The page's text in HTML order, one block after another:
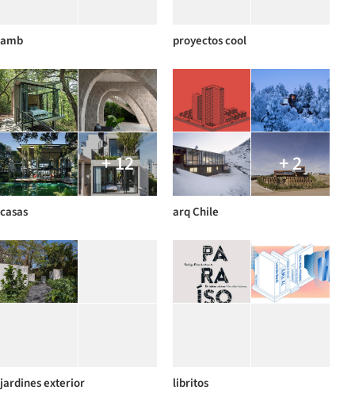
amb proyectos cool
+ 12
casas
+ 2
arq Chile
jardines exterior libritos